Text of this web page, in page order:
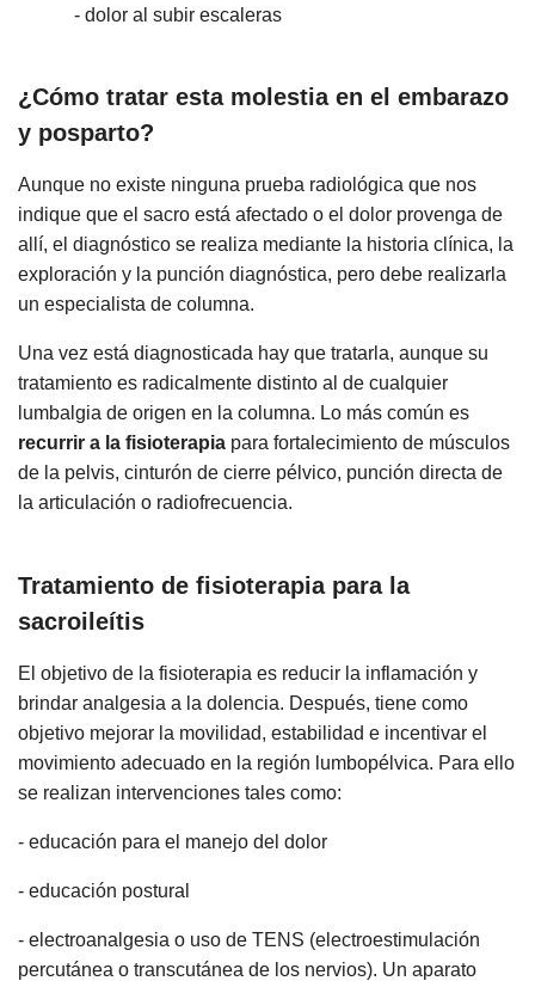
- dolor al subir escaleras
¿Cómo tratar esta molestia en el embarazo
y posparto?
Aunque no existe ninguna prueba radiológica que nos
indique que el sacro está afectado o el dolor provenga de
allí, el diagnóstico se realiza mediante la historia clínica, la
exploración y la punción diagnóstica, pero debe realizarla
un especialista de columna.
Una vez está diagnosticada hay que tratarla, aunque su
tratamiento es radicalmente distinto al de cualquier
lumbalgia de origen en la columna. Lo más común es
recurrir a la fisioterapia para fortalecimiento de músculos
de la pelvis, cinturón de cierre pélvico, punción directa de
la articulación o radiofrecuencia.
Tratamiento de fisioterapia para la
sacroileítis
El objetivo de la fisioterapia es reducir la inflamación y
brindar analgesia a la dolencia. Después, tiene como
objetivo mejorar la movilidad, estabilidad e incentivar el
movimiento adecuado en la región lumbopélvica. Para ello
se realizan intervenciones tales como:
- educación para el manejo del dolor
- educación postural
- electroanalgesia o uso de TENS (electroestimulación
percutánea o transcutánea de los nervios). Un aparato